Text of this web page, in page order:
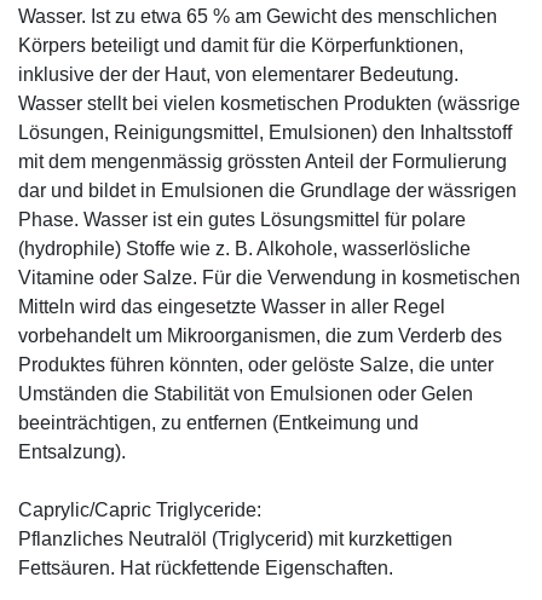
Wasser. Ist zu etwa 65 % am Gewicht des menschlichen
Körpers beteiligt und damit für die Körperfunktionen,
inklusive der der Haut, von elementarer Bedeutung.
Wasser stellt bei vielen kosmetischen Produkten (wässrige
Lösungen, Reinigungsmittel, Emulsionen) den Inhaltsstoff
mit dem mengenmässig grössten Anteil der Formulierung
dar und bildet in Emulsionen die Grundlage der wässrigen
Phase. Wasser ist ein gutes Lösungsmittel für polare
(hydrophile) Stoffe wie z. B. Alkohole, wasserlösliche
Vitamine oder Salze. Für die Verwendung in kosmetischen
Mitteln wird das eingesetzte Wasser in aller Regel
vorbehandelt um Mikroorganismen, die zum Verderb des
Produktes führen könnten, oder gelöste Salze, die unter
Umständen die Stabilität von Emulsionen oder Gelen
beeinträchtigen, zu entfernen (Entkeimung und
Entsalzung).
Caprylic/Capric Triglyceride:
Pflanzliches Neutralöl (Triglycerid) mit kurzkettigen
Fettsäuren. Hat rückfettende Eigenschaften.